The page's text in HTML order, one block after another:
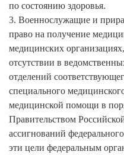
по состоянию здоровья.
3. Военнослужащие и
право на получение
медицинских
отсутствии в
отделений
специального
медицинской помощи в
Правительством
ассигнований
эти цели федеральным